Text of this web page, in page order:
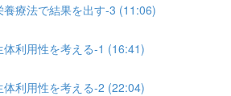
養療法で結果を出す-3 (11:06)
体利用性を考える-1 (16:41)
体利用性を考える-2 (22:04)